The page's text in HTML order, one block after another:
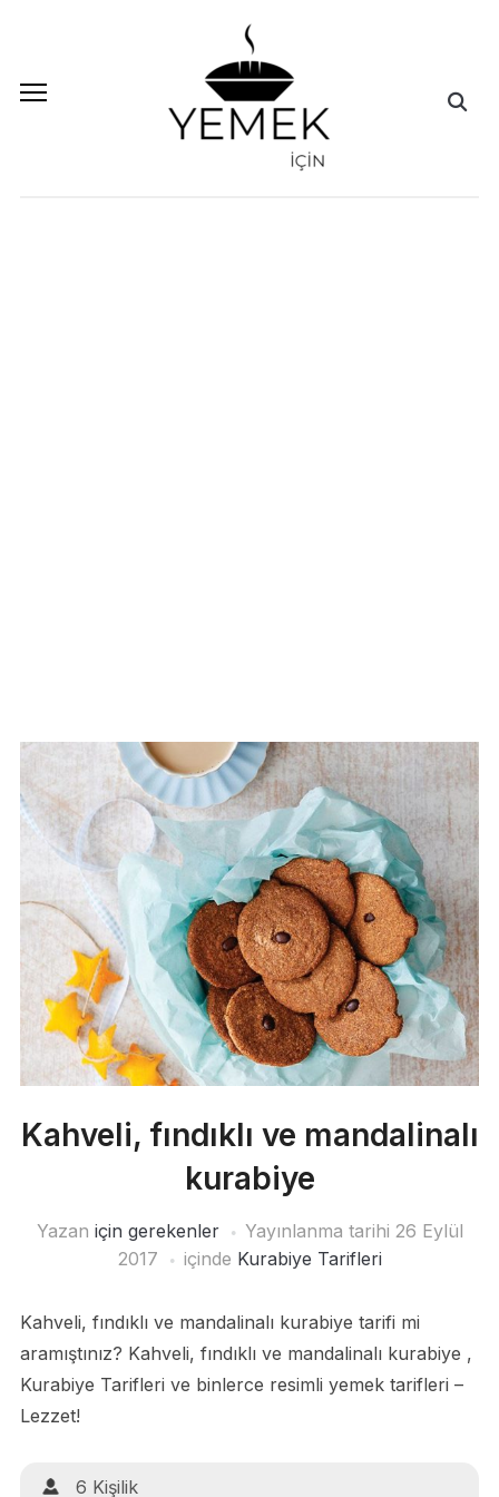
Kahveli, fındıklı ve mandalinalı
kurabiye
Yazan için gerekenler Yayınlanma tarihi 26 Eylül
2017
içinde Kurabiye Tarifleri
Kahveli, fındıklı ve mandalinalı kurabiye tarifi mi
aramıştınız? Kahveli, fındıklı ve mandalinalı kurabiye ,
Kurabiye Tarifleri ve binlerce resimli yemek tarifleri –
Lezzet!
6 Kişilik